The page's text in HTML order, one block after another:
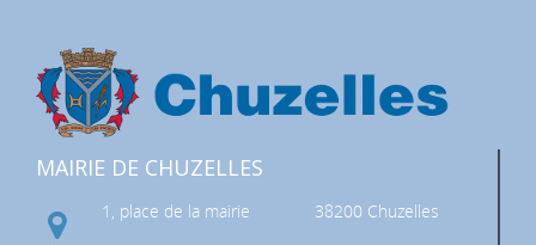
MAIRIE DE CHUZELLES
1, place de la mairie
38200 Chuzelles